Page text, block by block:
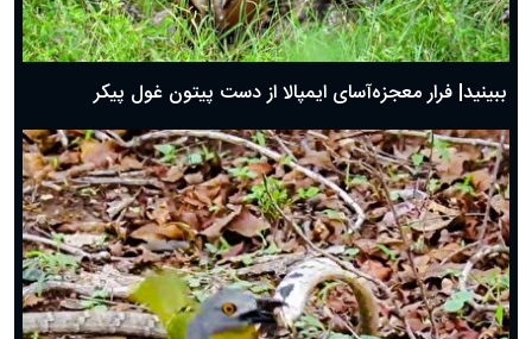
ببینید| فرار معجزه‌آسای ایمپالا از دست پیتون غول پیکر